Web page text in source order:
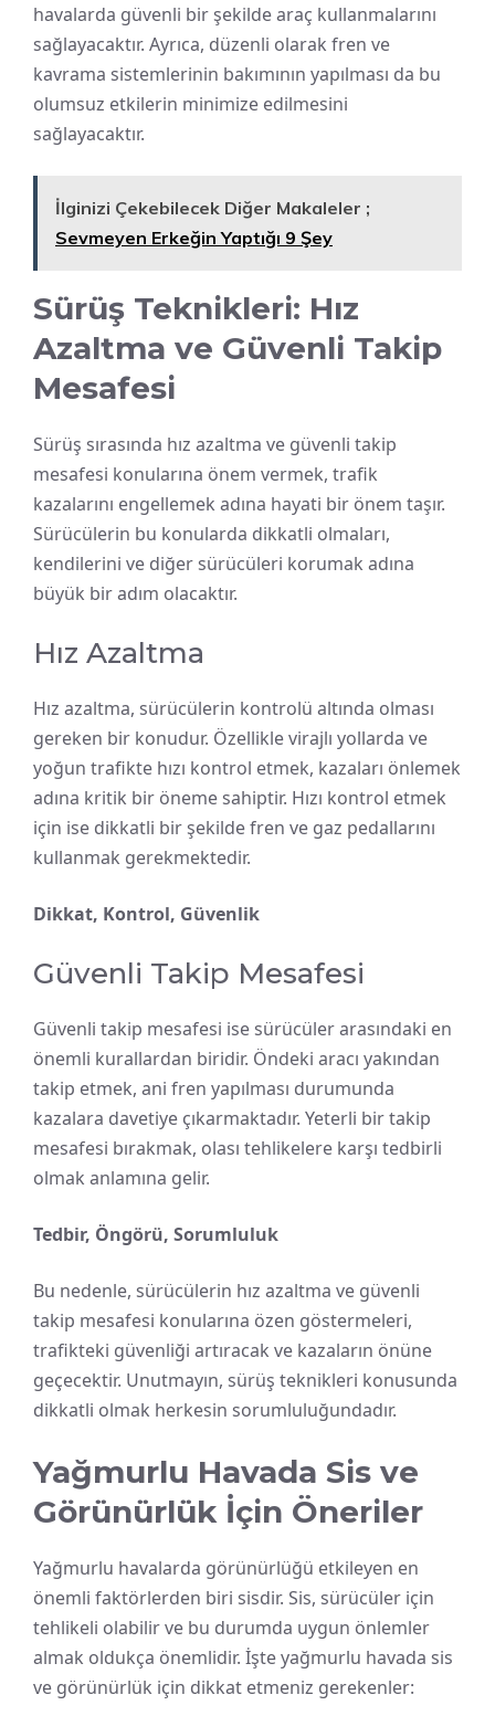
havalarda güvenli bir şekilde araç kullanmalarını
sağlayacaktır. Ayrıca, düzenli olarak fren ve
kavrama sistemlerinin bakımının yapılması da bu
olumsuz etkilerin minimize edilmesini
sağlayacaktır.
İlginizi Çekebilecek Diğer Makaleler ;
Sevmeyen Erkeğin Yaptığı 9 Şey
Sürüş Teknikleri: Hız
Azaltma ve Güvenli Takip
Mesafesi
Sürüş sırasında hız azaltma ve güvenli takip
mesafesi konularına önem vermek, trafik
kazalarını engellemek adına hayati bir önem taşır.
Sürücülerin bu konularda dikkatli olmaları,
kendilerini ve diğer sürücüleri korumak adına
büyük bir adım olacaktır.
Hız Azaltma
Hız azaltma, sürücülerin kontrolü altında olması
gereken bir konudur. Özellikle virajlı yollarda ve
yoğun trafikte hızı kontrol etmek, kazaları önlemek
adına kritik bir öneme sahiptir. Hızı kontrol etmek
için ise dikkatli bir şekilde fren ve gaz pedallarını
kullanmak gerekmektedir.
Dikkat, Kontrol, Güvenlik
Güvenli Takip Mesafesi
Güvenli takip mesafesi ise sürücüler arasındaki en
önemli kurallardan biridir. Öndeki aracı yakından
takip etmek, ani fren yapılması durumunda
kazalara davetiye çıkarmaktadır. Yeterli bir takip
mesafesi bırakmak, olası tehlikelere karşı tedbirli
olmak anlamına gelir.
Tedbir, Öngörü, Sorumluluk
Bu nedenle, sürücülerin hız azaltma ve güvenli
takip mesafesi konularına özen göstermeleri,
trafikteki güvenliği artıracak ve kazaların önüne
geçecektir. Unutmayın, sürüş teknikleri konusunda
dikkatli olmak herkesin sorumluluğundadır.
Yağmurlu Havada Sis ve
Görünürlük İçin Öneriler
Yağmurlu havalarda görünürlüğü etkileyen en
önemli faktörlerden biri sisdir. Sis, sürücüler için
tehlikeli olabilir ve bu durumda uygun önlemler
almak oldukça önemlidir. İşte yağmurlu havada sis
ve görünürlük için dikkat etmeniz gerekenler: